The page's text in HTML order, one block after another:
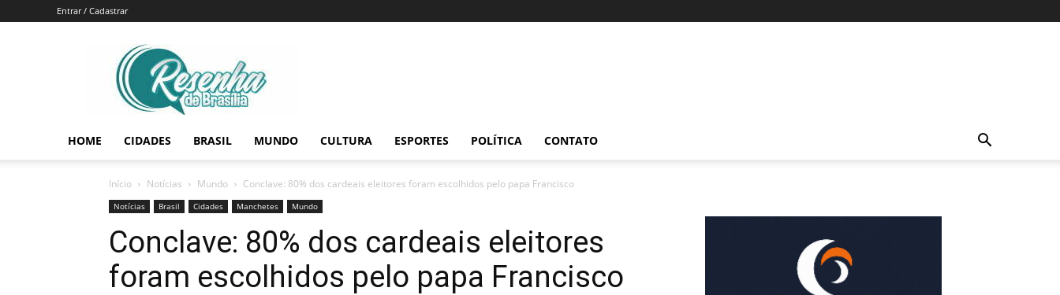
Entrar / Cadastrar
de
Brasília
HOME CIDADES BRASIL MUNDO CULTURA ESPORTES POLÍTICA CONTATO
Início Notícias Mundo Conclave: 80% dos cardeais eleitores foram escolhidos pelo papa Francisco
Notícias Brasil Cidades Manchetes Mundo
Conclave: 80% dos cardeais eleitores
foram escolhidos pelo papa Francisco